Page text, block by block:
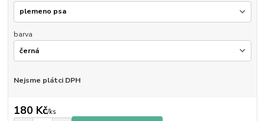
barva
Nejsme plátci DPH
180 Kč/ks